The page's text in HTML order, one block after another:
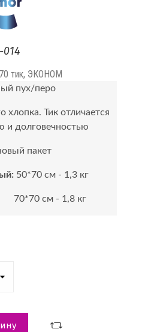
тик, ЭКОНОМ
пух/перо
хлопка. Тик отличается
и долговечностью
пакет
50*70 см - 1,3 кг
- 1,8 кг